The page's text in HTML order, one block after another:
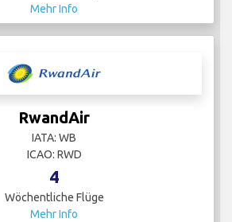
Mehr Info
RwandAir
IATA: WB
ICAO: RWD
4
Wöchentliche Flüge
Mehr Info